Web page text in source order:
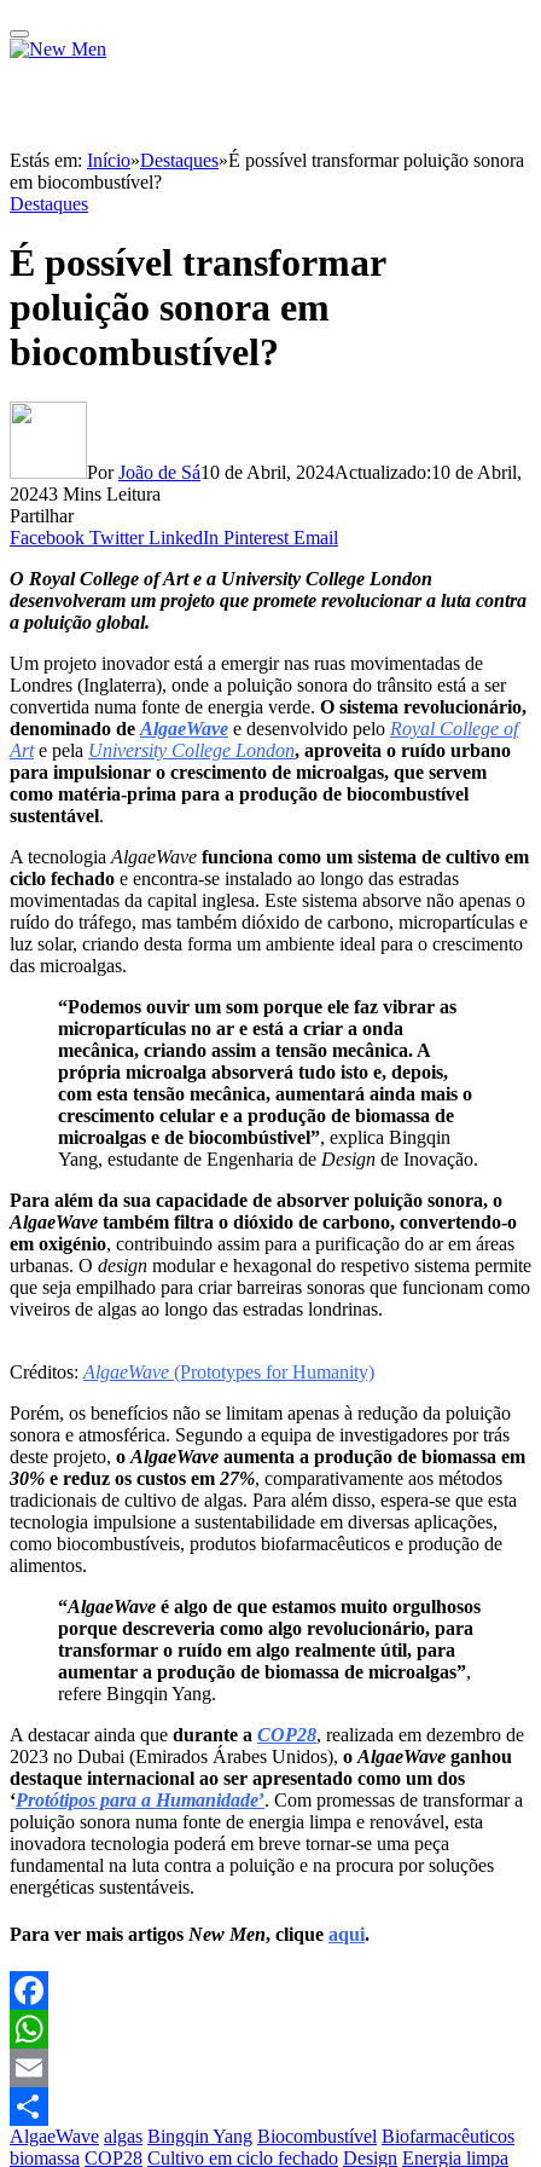
Estás em: Início»Destaques»É possível transformar poluição sonora
em biocombustível?
Destaques
É possível transformar
poluição sonora em
biocombustível?
Por João de Sá10 de Abril, 2024Actualizado:10 de Abril,
20243 Mins Leitura
Partilhar
Facebook Twitter LinkedIn Pinterest Email
O Royal College of Art e a University College London
desenvolveram um projeto que promete revolucionar a luta contra
a poluição global.
Um projeto inovador está a emergir nas ruas movimentadas de
Londres (Inglaterra), onde a poluição sonora do trânsito está a ser
convertida numa fonte de energia verde. O sistema revolucionário,
denominado de AlgaeWave e desenvolvido pelo Royal College of
Arte pela University College London, aproveita o ruído urbano
para impulsionar o crescimento de microalgas, que servem
como matéria-prima para a produção de biocombustível
sustentável.
A tecnologia AlgaeWave funciona como um sistema de cultivo em
ciclo fechado e encontra-se instalado ao longo das estradas
movimentadas da capital inglesa. Este sistema absorve não apenas o
ruído do tráfego, mas também dióxido de carbono, micropartículas e
luz solar, criando desta forma um ambiente ideal para o crescimento
das microalgas.
“Podemos ouvir um som porque ele faz vibrar as
micropartículas no ar e está a criar a onda
mecânica, criando assim a tensão mecânica. A
própria microalga absorverá tudo isto e, depois,
com esta tensão mecânica, aumentará ainda mais o
crescimento celular e a produção de biomassa de
microalgas e de biocombústivel”, explica Bingqin
Yang, estudante de Engenharia de Design de Inovação.
Para além da sua capacidade de absorver poluição sonora, o
AlgaeWave também filtra o dióxido de carbono, convertendo-o
em oxigénio, contribuindo assim para a purificação do ar em áreas
urbanas. O design modular e hexagonal do respetivo sistema permite
que seja empilhado para criar barreiras sonoras que funcionam como
viveiros de algas ao longo das estradas londrinas.
Créditos: AlgaeWave (Prototypes for Humanity)
Porém, os benefícios não se limitam apenas à redução da poluição
sonora e atmosférica. Segundo a equipa de investigadores por trás
deste projeto, o AlgaeWave aumenta a produção de biomassa em
30% e reduz os custos em 27%, comparativamente aos métodos
tradicionais de cultivo de algas. Para além disso, espera-se que esta
tecnologia impulsione a sustentabilidade em diversas aplicações,
como biocombustíveis, produtos biofarmacêuticos e produção de
alimentos.
“AlgaeWave é algo de que estamos muito orgulhosos
porque descreveria como algo revolucionário, para
transformar o ruído em algo realmente útil, para
aumentar a produção de biomassa de microalgas”,
refere Bingqin Yang.
A destacar ainda que durante a COP28, realizada em dezembro de
2023 no Dubai (Emirados Árabes Unidos), o AlgaeWave ganhou
destaque internacional ao ser apresentado como um dos
‘Protótipos para a Humanidade’. Com promessas de transformar a
poluição sonora numa fonte de energia limpa e renovável, esta
inovadora tecnologia poderá em breve tornar-se uma peça
fundamental na luta contra a poluição e na procura por soluções
energéticas sustentáveis.
Para ver mais artigos New Men, clique aqui.
Facebook
WhatsApp
Email
Partilhar
AlgaeWave algas Bingqin Yang Biocombustível Biofarmacêuticos
biomassa COP28 Cultivo em ciclo fechado Design Energia limpa